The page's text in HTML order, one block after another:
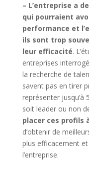
– L’entreprise a
qui pourraient
performance et
ils sont trop
leur efficacité.
entreprises
la recherche de
savent pas en tirer
représenter jusqu’à
soit leader ou non
placer ces profils
d’obtenir de
plus efficacement
l’entreprise.